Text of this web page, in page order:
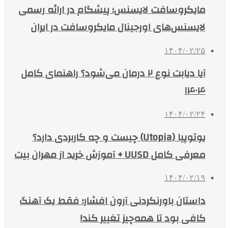
مایکروسافت لایسنس؛ پیشگام در ارائه رسمی
لایسنس‌های اورجینال مایکروسافت در ایران
۱۴۰۴/۰۲/۲۵
آیا دیابت نوع ۲ درمان می‌شود؟ راهنمای کامل
۱۴۰۴
۱۴۰۴/۰۲/۲۴
یوتوپیا (Utopia) چیست و چه کاربردی دارد؟
معرفی کامل UUSD + آموزش خرید از مهران بیت
۱۴۰۴/۰۲/۱۹
داستان باورنکردنی آرون افشار؛ فقط یک آهنگ
کافی بود تا همه‌چیز تغییر کند!